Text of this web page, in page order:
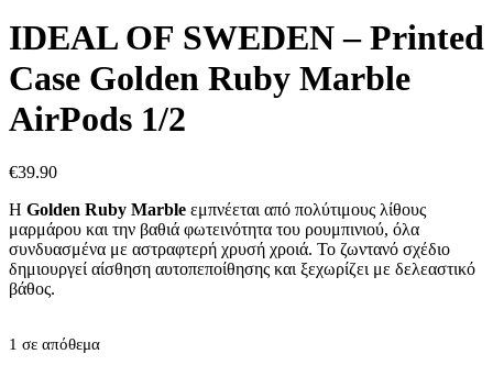
IDEAL OF SWEDEN – Printed
Case Golden Ruby Marble
AirPods 1/2
€39.90
Η Golden Ruby Marble εμπνέεται από πολύτιμους λίθους
μαρμάρου και την βαθιά φωτεινότητα του ρουμπινιού, όλα
συνδυασμένα με αστραφτερή χρυσή χροιά. Το ζωντανό σχέδιο
δημιουργεί αίσθηση αυτοπεποίθησης και ξεχωρίζει με δελεαστικό
βάθος.
1 σε απόθεμα